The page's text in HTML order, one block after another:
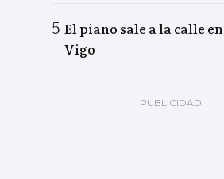
El piano sale a la calle en
Vigo